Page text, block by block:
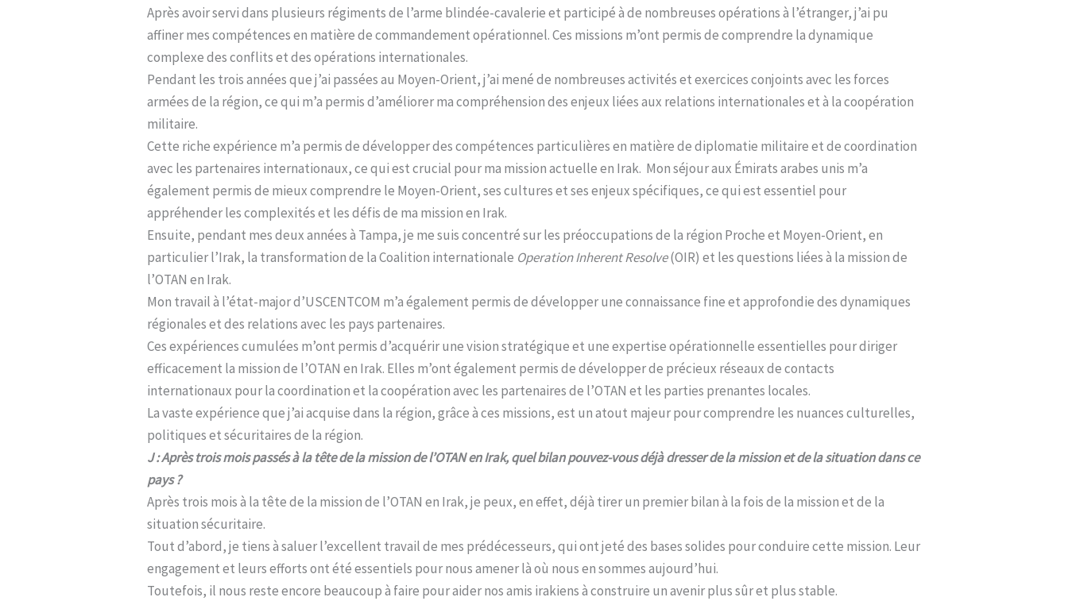
Après avoir servi dans plusieurs régiments de l’arme blindée-cavalerie et participé à de nombreuses opérations à l’étranger, j’ai pu
affiner mes compétences en matière de commandement opérationnel. Ces missions m’ont permis de comprendre la dynamique
complexe des conflits et des opérations internationales.
Pendant les trois années que j’ai passées au Moyen-Orient, j’ai mené de nombreuses activités et exercices conjoints avec les forces
armées de la région, ce qui m’a permis d’améliorer ma compréhension des enjeux liées aux relations internationales et à la coopération
militaire.
Cette riche expérience m’a permis de développer des compétences particulières en matière de diplomatie militaire et de coordination
avec les partenaires internationaux, ce qui est crucial pour ma mission actuelle en Irak. Mon séjour aux Émirats arabes unis m’a
également permis de mieux comprendre le Moyen-Orient, ses cultures et ses enjeux spécifiques, ce qui est essentiel pour
appréhender les complexités et les défis de ma mission en Irak.
Ensuite, pendant mes deux années à Tampa, je me suis concentré sur les préoccupations de la région Proche et Moyen-Orient, en
particulier l’Irak, la transformation de la Coalition internationale Operation Inherent Resolve(OIR) et les questions liées à la mission de
l’OTAN en Irak.
Mon travail à l’état-major d’USCENTCOM m’a également permis de développer une connaissance fine et approfondie des dynamiques
régionales et des relations avec les pays partenaires.
Ces expériences cumulées m’ont permis d’acquérir une vision stratégique et une expertise opérationnelle essentielles pour diriger
efficacement la mission de l’OTAN en Irak. Elles m’ont également permis de développer de précieux réseaux de contacts
internationaux pour la coordination et la coopération avec les partenaires de l’OTAN et les parties prenantes locales.
La vaste expérience que j’ai acquise dans la région, grâce à ces missions, est un atout majeur pour comprendre les nuances culturelles,
politiques et sécuritaires de la région.
J : Après trois mois passés à la tête de la mission de l’OTAN en Irak, quel bilan pouvez-vous déjà dresser de la mission et de la situation dans ce
pays ?
Après trois mois à la tête de la mission de l’OTAN en Irak, je peux, en effet, déjà tirer un premier bilan à la fois de la mission et de la
situation sécuritaire.
Tout d’abord, je tiens à saluer l’excellent travail de mes prédécesseurs, qui ont jeté des bases solides pour conduire cette mission. Leur
engagement et leurs efforts ont été essentiels pour nous amener là où nous en sommes aujourd’hui.
Toutefois, il nous reste encore beaucoup à faire pour aider nos amis irakiens à construire un avenir plus sûr et plus stable.